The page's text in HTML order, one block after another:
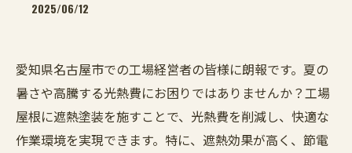
2025/06/12
愛知県名古屋市での工場経営者の皆様に朗報です。夏の
暑さや高騰する光熱費にお困りではありませんか？工場
屋根に遮熱塗装を施すことで、光熱費を削減し、快適な
作業環境を実現できます。特に、遮熱効果が高く、節電